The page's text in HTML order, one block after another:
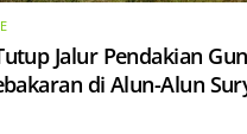
Jalur Pendakian
di Alun-Alun